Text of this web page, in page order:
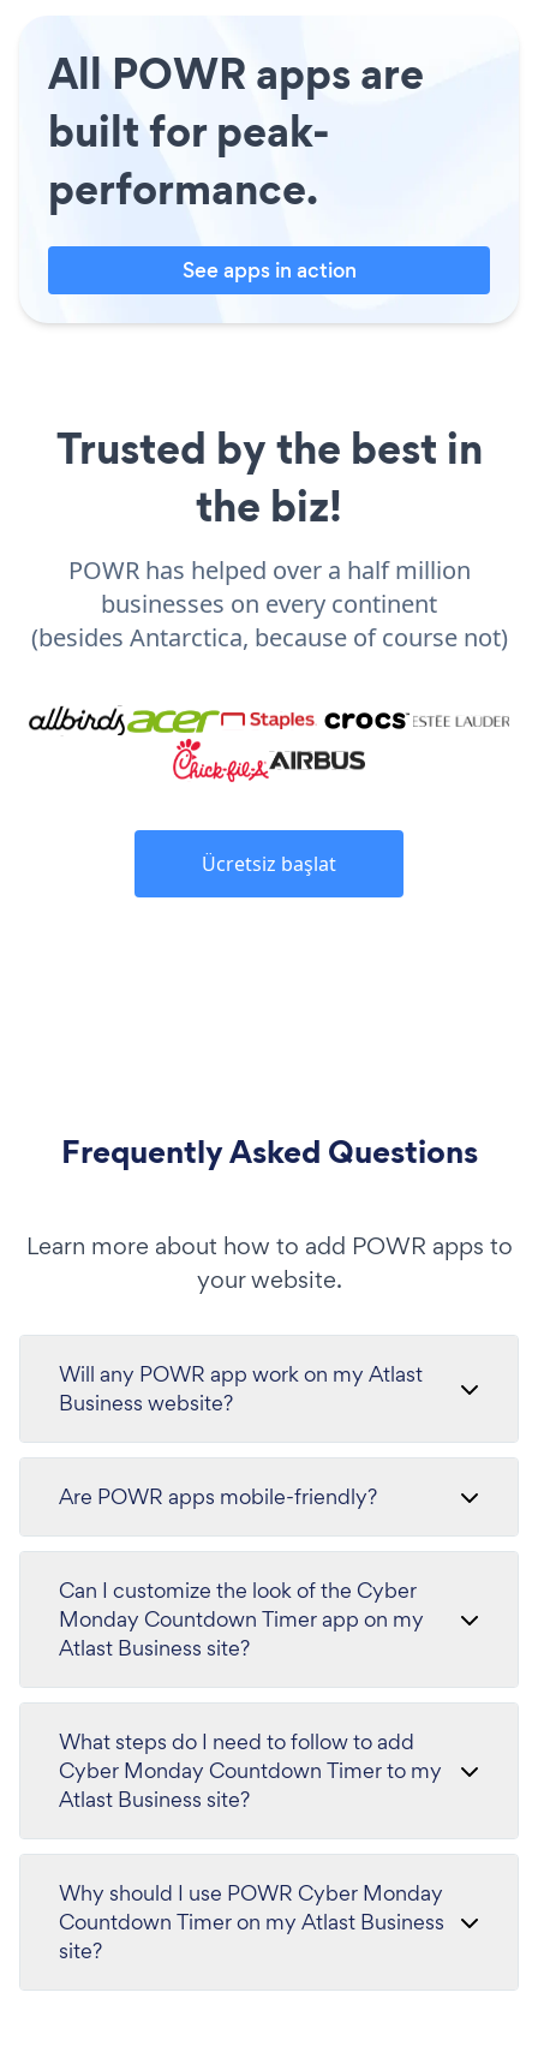
All POWR apps are
built for peak-
performance.
See apps in action
Trusted by the best in
the biz!
POWR has helped over a half million
businesses on every continent
(besides Antarctica, because of course not)
Ücretsiz başlat
Frequently Asked Questions
Learn more about how to add POWR apps to
your website.
Will any POWR app work on my Atlast
Business website?
Are POWR apps mobile-friendly?
Can I customize the look of the Cyber
Monday Countdown Timer app on my
Atlast Business site?
What steps do I need to follow to add
Cyber Monday Countdown Timer to my
Atlast Business site?
Why should I use POWR Cyber Monday
Countdown Timer on my Atlast Business
site?